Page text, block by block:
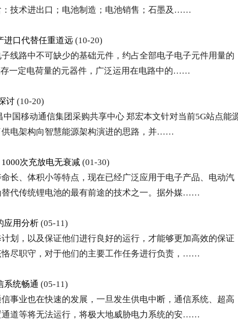
技术进出口；电池制造；电池销售；石墨及……
进口代替任重道远 (10-20)
线路中不可缺少的基础元件，约占全部电子电子元件用量的
一定电荷量的元器件，广泛运用在电路中的……
讨 (10-20)
国移动通信集团采购共享中心 郑宏本文针对当前5G站点能
电架构向智慧能源架构演进的思路，并……
次充放电无衰减 (01-30)
长、体积小等特点，现在已经广泛应用于电子产品、电动汽
代传统锂电池的最有前途的技术之一。据外媒……
应用分析 (05-11)
划，以及保证他们进行良好的运行，才能够更加高效的保证
尽职守，对于他们的主要工作任务进行负责，……
系统畅通 (05-11)
事业也在快速的发展，一旦发生供电中断，通信系统、超高
道等将无法运行，将极大地威胁电力系统的安……